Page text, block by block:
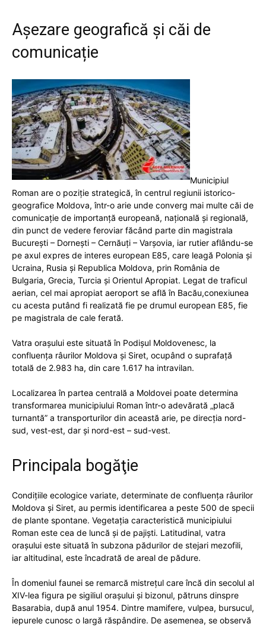
Așezare geografică și căi de
comunicație
Municipiul
Roman are o poziție strategică, în centrul regiunii istorico-
geografice Moldova, într-o arie unde converg mai multe căi de
comunicație de importanță europeană, națională și regională,
din punct de vedere feroviar făcând parte din magistrala
Bucureşti – Dorneşti – Cernăuţi – Varşovia, iar rutier aflându-se
pe axul expres de interes european E85, care leagă Polonia şi
Ucraina, Rusia şi Republica Moldova, prin România de
Bulgaria, Grecia, Turcia și Orientul Apropiat. Legat de traficul
aerian, cel mai apropiat aeroport se află în Bacău,conexiunea
cu acesta putând fi realizată fie pe drumul european E85, fie
pe magistrala de cale ferată.
Vatra oraşului este situată în Podişul Moldovenesc, la
confluenţa râurilor Moldova şi Siret, ocupând o suprafaţă
totală de 2.983 ha, din care 1.617 ha intravilan.
Localizarea în partea centrală a Moldovei poate determina
transformarea municipiului Roman într-o adevărată „placă
turnantă” a transporturilor din această arie, pe direcția nord-
sud, vest-est, dar și nord-est – sud-vest.
Principala bogăţie
Condiţiile ecologice variate, determinate de confluenţa râurilor
Moldova şi Siret, au permis identificarea a peste 500 de specii
de plante spontane. Vegetaţia caracteristică municipiului
Roman este cea de luncă şi de pajişti. Latitudinal, vatra
oraşului este situată în subzona pădurilor de stejari mezofili,
iar altitudinal, este încadrată de areal de pădure.
În domeniul faunei se remarcă mistreţul care încă din secolul al
XIV-lea figura pe sigiliul oraşului şi bizonul, pătruns dinspre
Basarabia, după anul 1954. Dintre mamifere, vulpea, bursucul,
iepurele cunosc o largă răspândire. De asemenea, se observă